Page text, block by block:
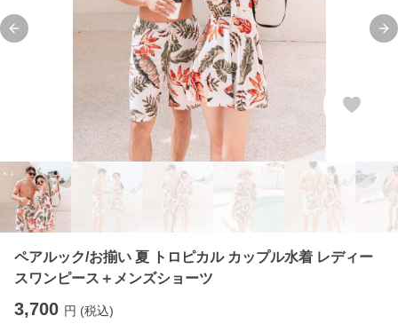
Previous slide
ペアルック/お揃い 夏 トロピカル カップル水着 レディー
スワンピース＋メンズショーツ
3,700 円 (税込)